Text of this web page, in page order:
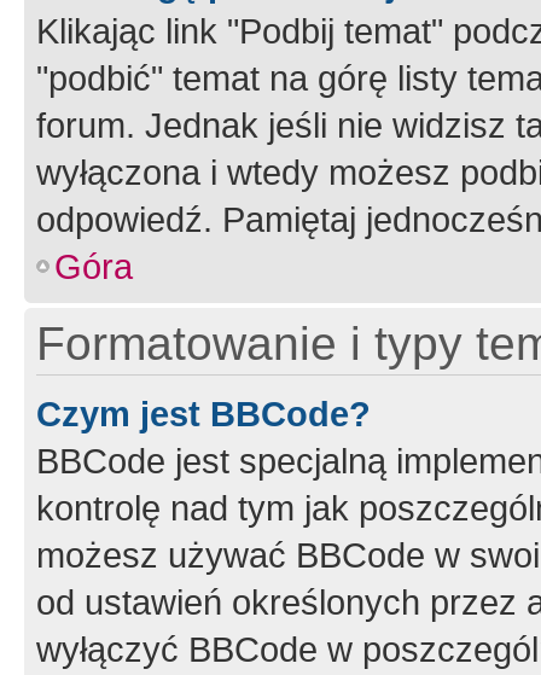
Klikając link "Podbij temat"
"podbić" temat na górę listy
forum. Jednak jeśli nie widzisz
wyłączona i wtedy możesz
odpowiedź. Pamiętaj
Góra
Formatowanie i typy
Czym jest BBCode?
BBCode jest specjalną
kontrolę nad tym jak
możesz używać BBCode w
od ustawień określonych przez
wyłączyć BBCode w